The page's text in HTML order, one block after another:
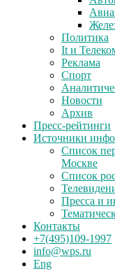
Политика
It и
Реклама
Спорт
Новости
Архив
Пресс-рейтинги
Источники
Список
Москве
Список
Пресса и
Контакты
+7(495)109-1997
info@wps.ru
Eng